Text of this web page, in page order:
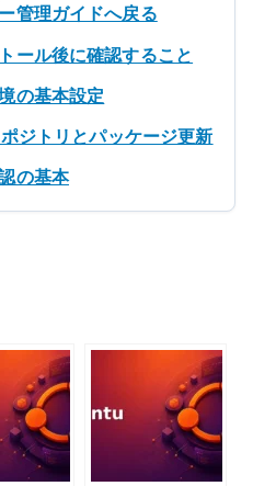
管理ガイドへ戻る
ール後に確認すること
の基本設定
ジトリとパッケージ更新
の基本